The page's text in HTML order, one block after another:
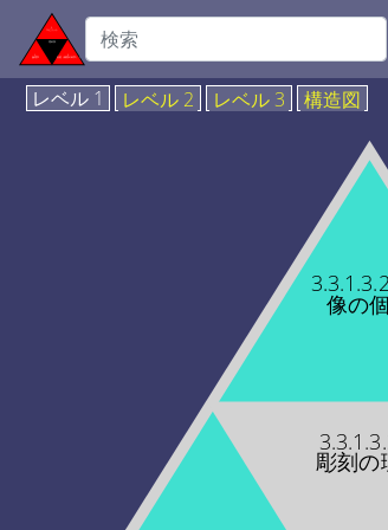
レベル 1 レベル 2 レベル 3 構造図
彫刻の
像の